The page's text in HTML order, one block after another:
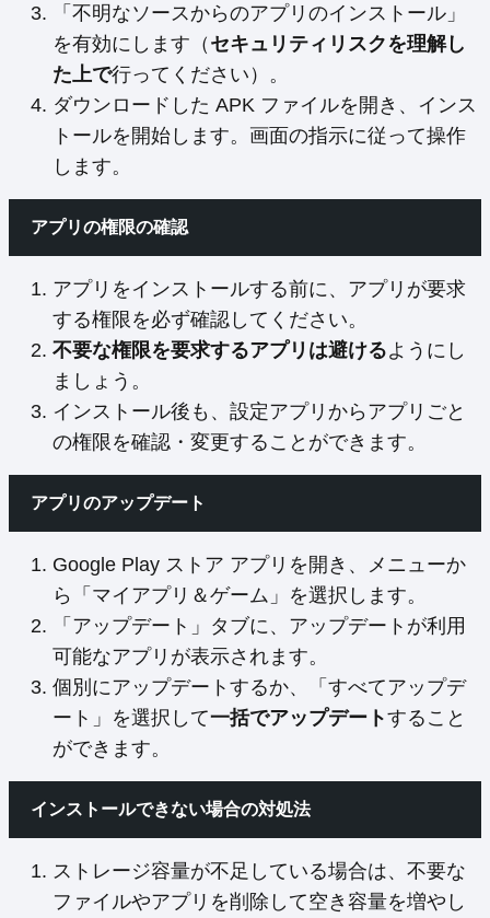
「不明なソースからのアプリのインストール」
を有効にします（ セキュリティリスクを理解し
た上で行ってください）。
ダウンロードした APK ファイルを開き、インス
トールを開始します。画面の指示に従って操作
します。
アプリの権限の確認
アプリをインストールする前に、アプリが要求
する権限を必ず確認してください。
不要な権限を要求するアプリは避けるようにし
ましょう。
インストール後も、設定アプリからアプリごと
の権限を確認・変更することができます。
アプリのアップデート
Google Play ストア アプリを開き、メニューか
ら「マイアプリ＆ゲーム」を選択します。
「アップデート」タブに、アップデートが利用
可能なアプリが表示されます。
個別にアップデートするか、「すべてアップデ
ート」を選択して一括でアップデートすること
ができます。
インストールできない場合の対処法
ストレージ容量が不足している場合は、不要な
ファイルやアプリを削除して空き容量を増やし